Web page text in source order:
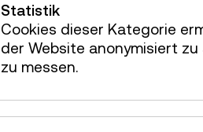
Statistik
Cookies dieser Kategorie
der Website anonymisiert
zu messen.